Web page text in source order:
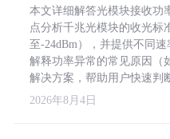
本文详细解答光模块接收功
点分析千兆光模块的收光标
至-24dBm），并提供不同
解释功率异常的常见原因（
解决方案，帮助用户快速判
2026年8月4日